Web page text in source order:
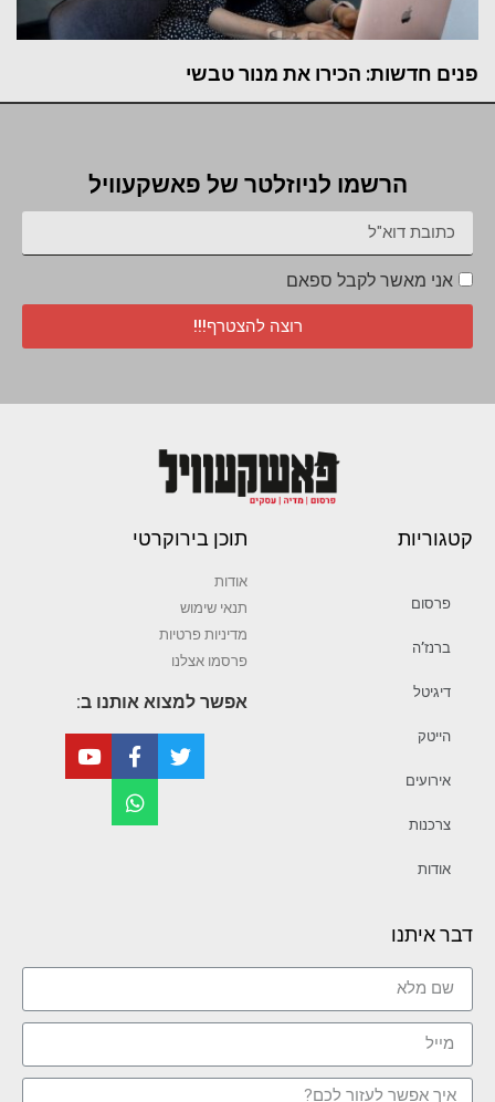
פנים חדשות: הכירו את מנור טבשי
הרשמו לניוזלטר של פאשקעוויל
אני מאשר לקבל ספאם
רוצה להצטרף!!!
קטגוריות
פרסום
ברנז’ה
דיגיטל
הייטק
אירועים
צרכנות
אודות
תוכן בירוקרטי
אודות
תנאי שימוש
מדיניות פרטיות
פרסמו אצלנו
אפשר למצוא אותנו ב:
דבר איתנו